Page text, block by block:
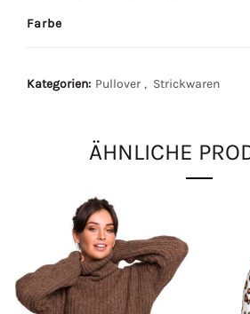
Farbe
Kategorien: Pullover , Strickwaren
ÄHNLICHE